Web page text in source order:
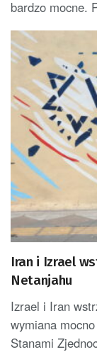
bardzo mocne.
Iran i Izrael
Netanjahu
Izrael i Iran
wymiana
Stanami